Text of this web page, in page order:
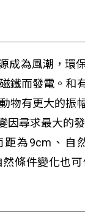
成為風潮，環
鐵而發電。和
物有更大的振
尋求最大的
為9cm、自
條件變化也